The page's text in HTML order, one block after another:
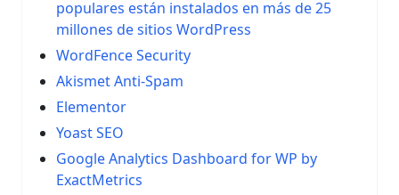
populares están instalados en más de 25
millones de sitios WordPress
WordFence Security
Akismet Anti-Spam
Elementor
Yoast SEO
Google Analytics Dashboard for WP by
ExactMetrics